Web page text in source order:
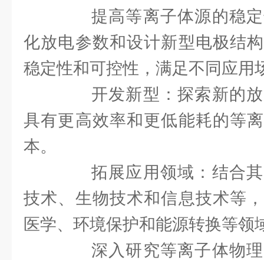
提高等离子体源的稳定
化放电参数和设计新型电极结
稳定性和可控性，满足不同应用
开发新型：探索新的放
具有更高效率和更低能耗的等
本。
拓展应用领域：结合其
技术、生物技术和信息技术等
医学、环境保护和能源转换等领
深入研究等离子体物理